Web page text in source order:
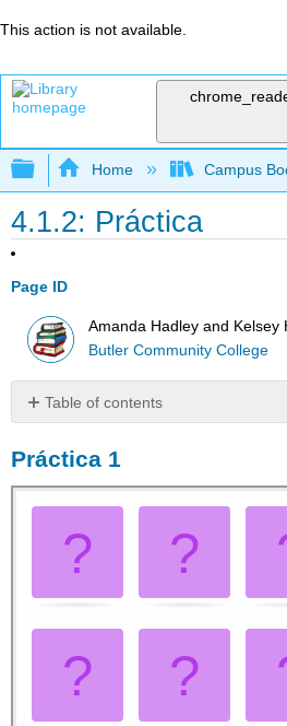
This action is not available.
Expand/collapse
Home Campus
4.1.2: Práctica
Page ID
Amanda Hadley and Kelsey
Butler Community College
Table of contents
1
2
Práctica
Práctica 1